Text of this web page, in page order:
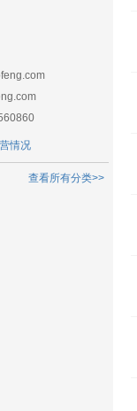
情况
查看所有分类>>